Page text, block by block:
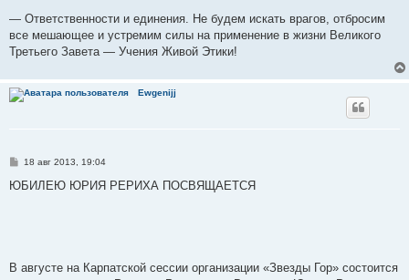
— Ответственности и единения. Не будем искать врагов, отбросим
все мешающее и устремим силы на применение в жизни Великого
Третьего Завета — Учения Живой Этики!
Ewgenijj
С
о
18 авг 2013, 19:04
ЮБИЛЕЮ ЮРИЯ РЕРИХА ПОСВЯЩАЕТСЯ
В августе на Карпатской сессии организации «Звезды Гор» состоится